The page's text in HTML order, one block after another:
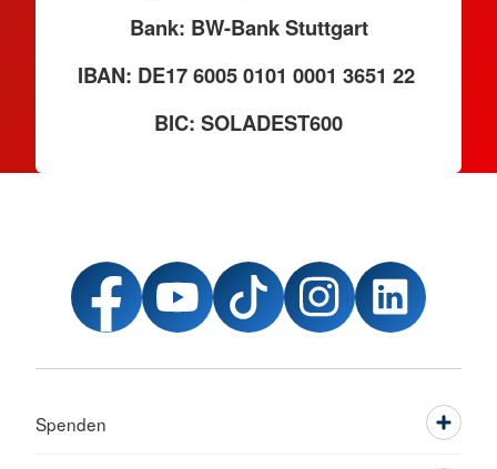
Bank: BW-Bank Stuttgart
IBAN: DE17 6005 0101 0001 3651 22
BIC: SOLADEST600
Spenden